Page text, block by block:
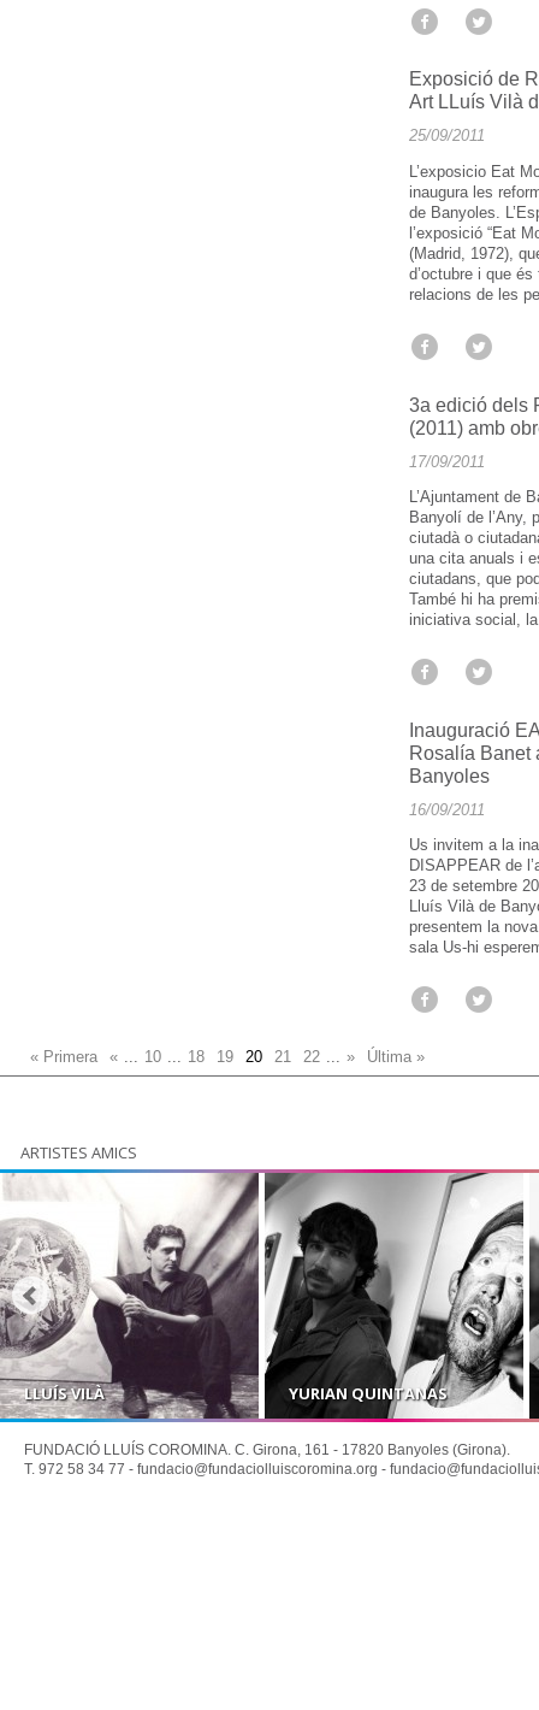
Exposició de
Art LLuís Vilà
25/09/2011
L’exposicio Eat
inaugura les
de Banyoles.
l’exposició “Eat
(Madrid, 1972),
d’octubre i que
relacions de les
3a edició dels
(2011) amb
17/09/2011
L’Ajuntament de
Banyolí de l’Any,
ciutadà o
una cita anuals i
ciutadans, que
També hi ha
iniciativa social,
Inauguració
Rosalía Banet
Banyoles
16/09/2011
Us invitem a la
DISAPPEAR de
23 de setembre
Lluís Vilà de
presentem la
sala Us-hi
« Primera « 10 18 19 20 21 22 » Última »
ARTISTES AMICS
LLUÍS VILÀ YURIAN QUINTANAS
FUNDACIÓ LLUÍS COROMINA. C. Girona, 161 - 17820 Banyoles (Girona).
T. 972 58 34 77 - fundacio@fundaciolluiscoromina.org -